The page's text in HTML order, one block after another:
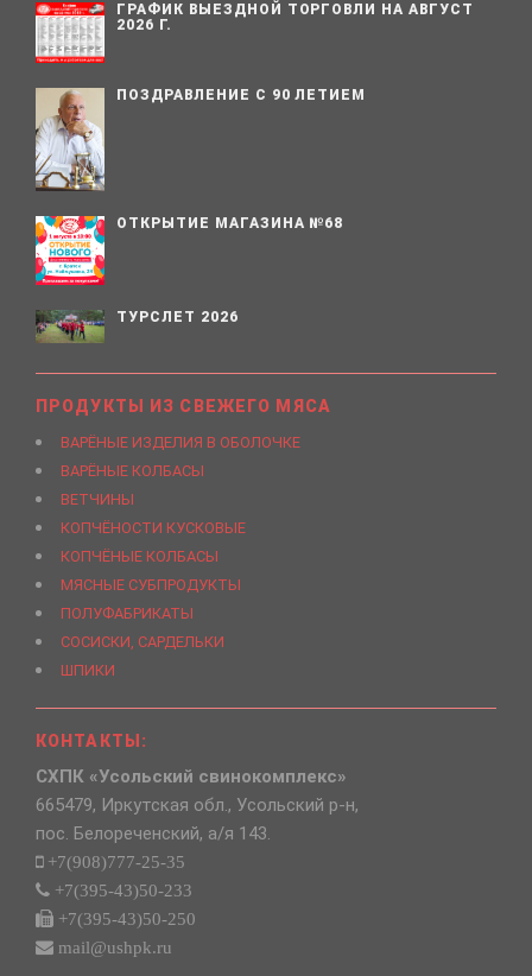
ГРАФИК ВЫЕЗДНОЙ ТОРГОВЛИ НА АВГУСТ
2026 Г.
ПОЗДРАВЛЕНИЕ С 90 ЛЕТИЕМ
ОТКРЫТИЕ МАГАЗИНА №68
ТУРСЛЕТ 2026
ПРОДУКТЫ ИЗ СВЕЖЕГО МЯСА
ВАРЁНЫЕ ИЗДЕЛИЯ В ОБОЛОЧКЕ
ВАРЁНЫЕ КОЛБАСЫ
ВЕТЧИНЫ
КОПЧЁНОСТИ КУСКОВЫЕ
КОПЧЁНЫЕ КОЛБАСЫ
МЯСНЫЕ СУБПРОДУКТЫ
ПОЛУФАБРИКАТЫ
СОСИСКИ, САРДЕЛЬКИ
ШПИКИ
КОНТАКТЫ:
СХПК «Усольский свинокомплекс»
665479, Иркутская обл., Усольский р-н,
пос. Белореченский, а/я 143.
+7(908)777-25-35
+7(395-43)50-233
+7(395-43)50-250
mail@ushpk.ru